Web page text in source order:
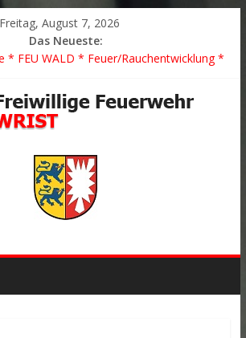
Freitag, August 7, 2026
Das Neueste:
* FEU WALD * Feuer/Rauchentwicklung *
PKW überschlagen *
Person in festsitzendem Aufzug *
* 1 Person klemmt * Hingstheide
des Jahres 2026